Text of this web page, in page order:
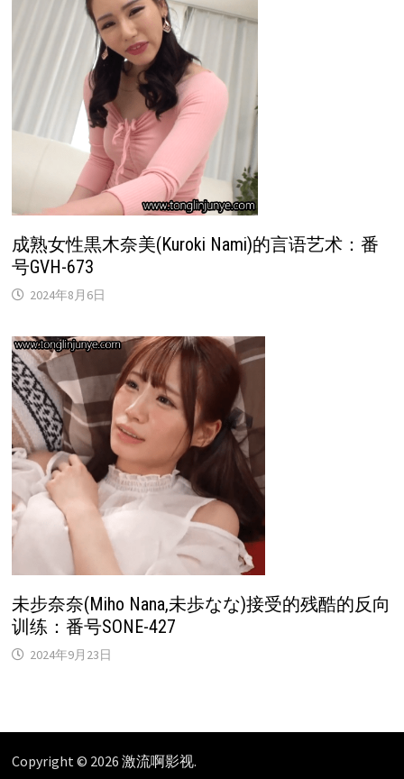
成熟女性黒木奈美(Kuroki Nami)的言语艺术：番
号GVH-673
2024年8月6日
未步奈奈(Miho Nana,未歩なな)接受的残酷的反向
训练：番号SONE-427
2024年9月23日
Copyright © 2026 激流啊影视.